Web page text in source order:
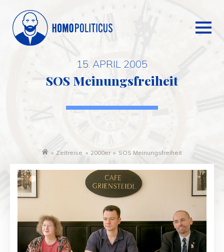
15. APRIL 2005
SOS Meinungsfreiheit
» Zeitreise » 2000er » SOS Meinungsfreiheit